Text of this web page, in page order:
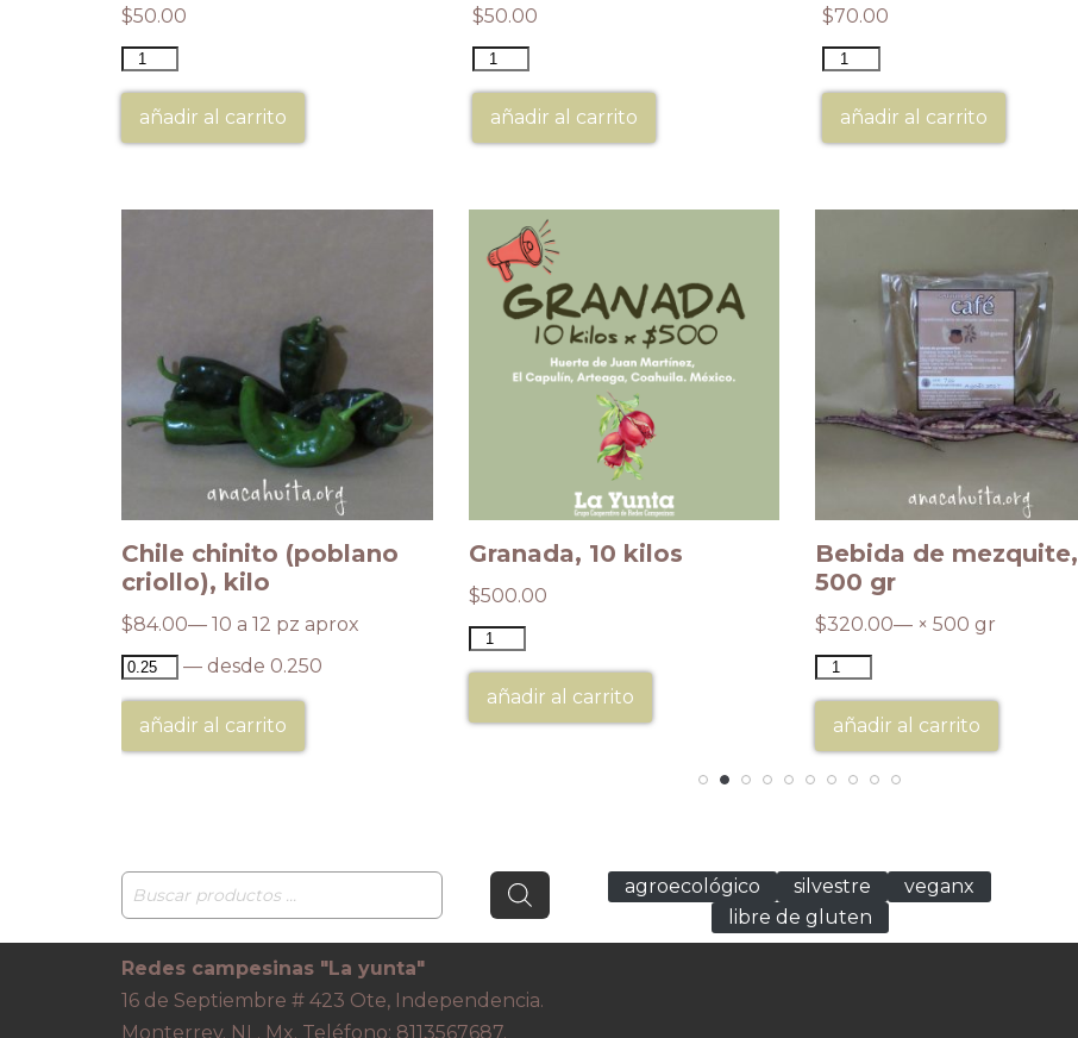
$50.00
añadir al carrito
$50.00
añadir al carrito
$70.00
añadir al carrito
Chile chinito (poblano
criollo), kilo
$84.00— 10 a 12 pz aprox
— desde 0.250
añadir al carrito
Granada, 10 kilos
$500.00
añadir al carrito
Bebida de mezquite,
500 gr
$320.00— × 500 gr
añadir al carrito
agroecológico silvestre
veganx
libre de gluten
Redes campesinas "La yunta"
16 de Septiembre # 423 Ote, Independencia.
Monterrey. NL. Mx. Teléfono: 8113567687.